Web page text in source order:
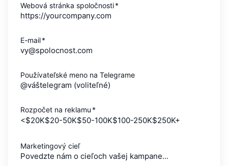
Webová stránka spoločnosti*
E-mail*
Používateľské meno na Telegrame
Rozpočet na reklamu *
<$20K$20-50K$50-100K$100-250K$250K+
Marketingový cieľ